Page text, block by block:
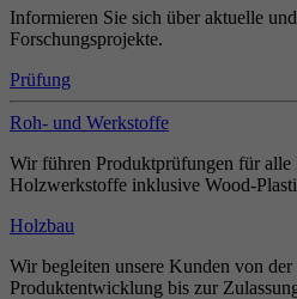
Informieren Sie sich über aktuelle
Forschungsprojekte.
Prüfung
Roh- und Werkstoffe
Wir führen Produktprüfungen für
Holzwerkstoffe inklusive Wood-
Holzbau
Wir begleiten unsere Kunden von
Produktentwicklung bis zur